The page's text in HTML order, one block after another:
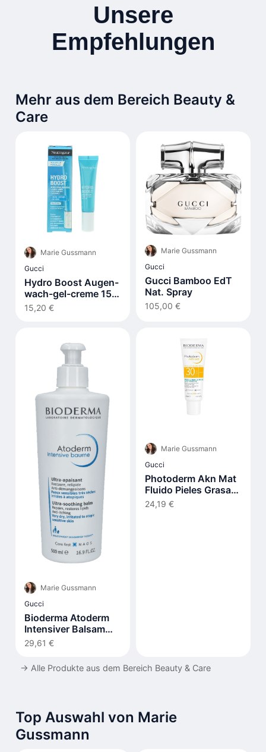
Unsere
Empfehlungen
Mehr aus dem Bereich Beauty &
Care
Marie Gussmann
Gucci
Hydro Boost Augen-
wach-gel-creme 15
ml
15,20 €
Marie Gussmann
Gucci
Gucci Bamboo EdT
Nat. Spray
105,00 €
Marie Gussmann
Gucci
Bioderma Atoderm
Intensiver Balsam
500ml
29,61 €
Marie Gussmann
Gucci
Photoderm Akn Mat
Fluido Pieles Grasas
Y Acnéicas Spf30 40
24,19 €
→ Alle Produkte aus dem Bereich Beauty & Care
Top Auswahl von Marie
Gussmann